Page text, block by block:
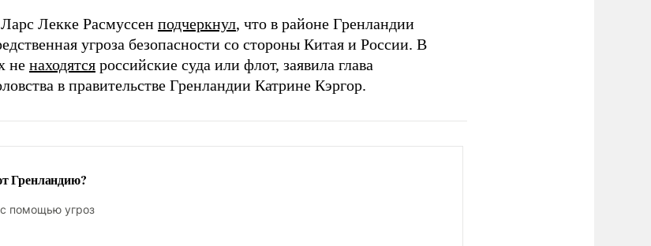
Лекке Расмуссен подчеркнул, что в районе Гренландии
угроза безопасности со стороны Китая и России. В
не находятся российские суда или флот, заявила глава
в правительстве Гренландии Катрине Кэргор.
Гренландию?
помощью угроз